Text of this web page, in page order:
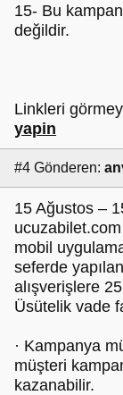
15- Bu
değildir.
Linkleri
yapin
#4 Gönderen:
15 Ağustos –
mobil
seferde
alışverişlere
Üsütelik vade
· Kampanya
müşteri
kazanabilir.